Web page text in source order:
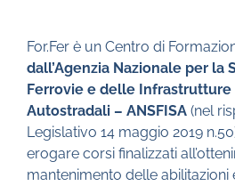
For.Fer è un Centro di
dall’Agenzia Nazionale per la
Ferrovie e delle Infrastrutture
Autostradali – ANSFISA (nel
Legislativo 14 maggio 2019
erogare corsi finalizzati
mantenimento delle abilitazioni